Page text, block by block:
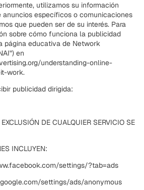
utilizamos su información
anuncios específicos o comunicaciones
que pueden ser de su interés. Para
sobre cómo funciona la publicidad
página educativa de Network
en
understanding-online-
work.
publicidad dirigida:
DE CUALQUIER SERVICIO SE
INCLUYEN:
settings/?tab=ads
settings/ads/anonymous